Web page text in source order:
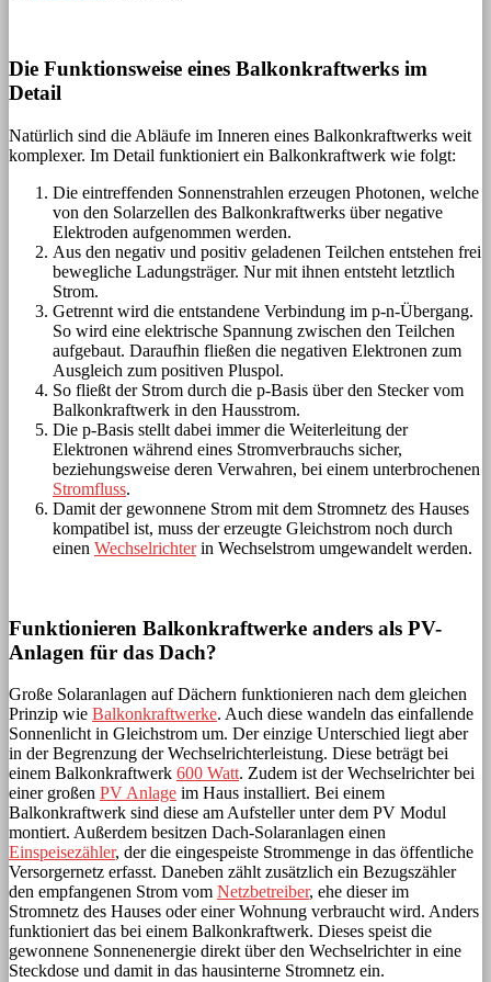
Die Funktionsweise eines Balkonkraftwerks im
Detail
Natürlich sind die Abläufe im Inneren eines Balkonkraftwerks weit
komplexer. Im Detail funktioniert ein Balkonkraftwerk wie folgt:
Die eintreffenden Sonnenstrahlen erzeugen Photonen, welche
von den Solarzellen des Balkonkraftwerks über negative
Elektroden aufgenommen werden.
Aus den negativ und positiv geladenen Teilchen entstehen frei
bewegliche Ladungsträger. Nur mit ihnen entsteht letztlich
Strom.
Getrennt wird die entstandene Verbindung im p-n-Übergang.
So wird eine elektrische Spannung zwischen den Teilchen
aufgebaut. Daraufhin fließen die negativen Elektronen zum
Ausgleich zum positiven Pluspol.
So fließt der Strom durch die p-Basis über den Stecker vom
Balkonkraftwerk in den Hausstrom.
Die p-Basis stellt dabei immer die Weiterleitung der
Elektronen während eines Stromverbrauchs sicher,
beziehungsweise deren Verwahren, bei einem unterbrochenen
Stromfluss.
Damit der gewonnene Strom mit dem Stromnetz des Hauses
kompatibel ist, muss der erzeugte Gleichstrom noch durch
einen Wechselrichterin Wechselstrom umgewandelt werden.
Funktionieren Balkonkraftwerke anders als PV-
Anlagen für das Dach?
Große Solaranlagen auf Dächern funktionieren nach dem gleichen
Prinzip wie Balkonkraftwerke. Auch diese wandeln das einfallende
Sonnenlicht in Gleichstrom um. Der einzige Unterschied liegt aber
in der Begrenzung der Wechselrichterleistung. Diese beträgt bei
einem Balkonkraftwerk 600 Watt. Zudem ist der Wechselrichter bei
einer großen PV Anlage im Haus installiert. Bei einem
Balkonkraftwerk sind diese am Aufsteller unter dem PV Modul
montiert. Außerdem besitzen Dach-Solaranlagen einen
Einspeisezähler, der die eingespeiste Strommenge in das öffentliche
Versorgernetz erfasst. Daneben zählt zusätzlich ein Bezugszähler
den empfangenen Strom vom Netzbetreiber, ehe dieser im
Stromnetz des Hauses oder einer Wohnung verbraucht wird. Anders
funktioniert das bei einem Balkonkraftwerk. Dieses speist die
gewonnene Sonnenenergie direkt über den Wechselrichter in eine
Steckdose und damit in das hausinterne Stromnetz ein.